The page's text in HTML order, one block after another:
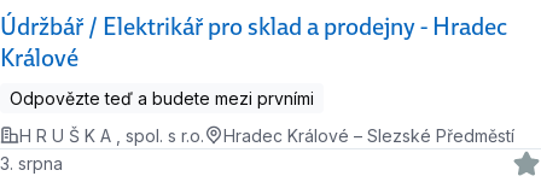
Údržbář / Elektrikář pro sklad a prodejny - Hradec
Králové
Odpovězte teď a budete mezi prvními
H R U Š K A , spol. s r.o.
Hradec Králové – Slezské Předměstí
3. srpna